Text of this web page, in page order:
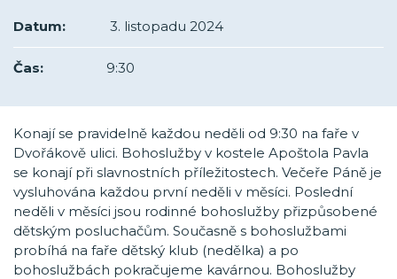
Datum: 3. listopadu 2024
Čas: 9:30
Konají se pravidelně každou neděli od 9:30 na faře v
Dvořákově ulici. Bohoslužby v kostele Apoštola Pavla
se konají při slavnostních příležitostech. Večeře Páně je
vysluhována každou první neděli v měsíci. Poslední
neděli v měsíci jsou rodinné bohoslužby přizpůsobené
dětským posluchačům. Současně s bohoslužbami
probíhá na faře dětský klub (nedělka) a po
bohoslužbách pokračujeme kavárnou. Bohoslužby